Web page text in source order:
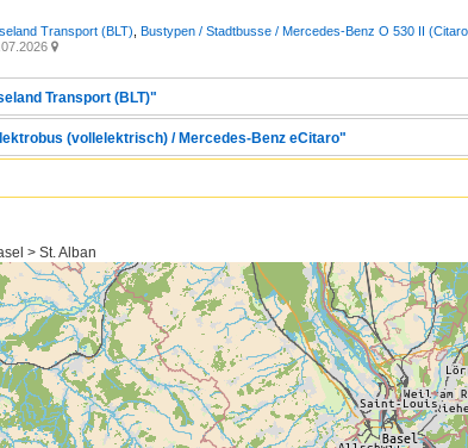
Transport (BLT) Bustypen / Stadtbusse / Mercedes-Benz O 530 II

Transport (BLT)"
(vollelektrisch) / Mercedes-Benz eCitaro"
> St. Alban